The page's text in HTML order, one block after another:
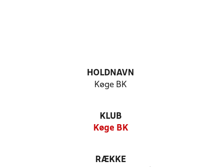
HOLDNAVN
Køge BK
KLUB
Køge BK
RÆKKE